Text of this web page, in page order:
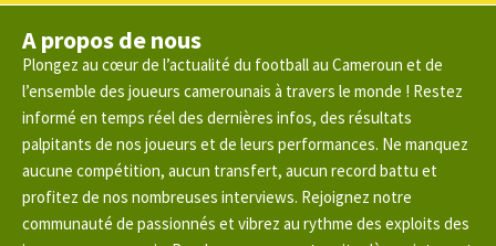
A propos de nous
Plongez au cœur de l’actualité du football au Cameroun et de
l’ensemble des joueurs camerounais à travers le monde ! Restez
informé en temps réel des dernières infos, des résultats
palpitants de nos joueurs et de leurs performances. Ne manquez
aucune compétition, aucun transfert, aucun record battu et
profitez de nos nombreuses interviews. Rejoignez notre
communauté de passionnés et vibrez au rythme des exploits des